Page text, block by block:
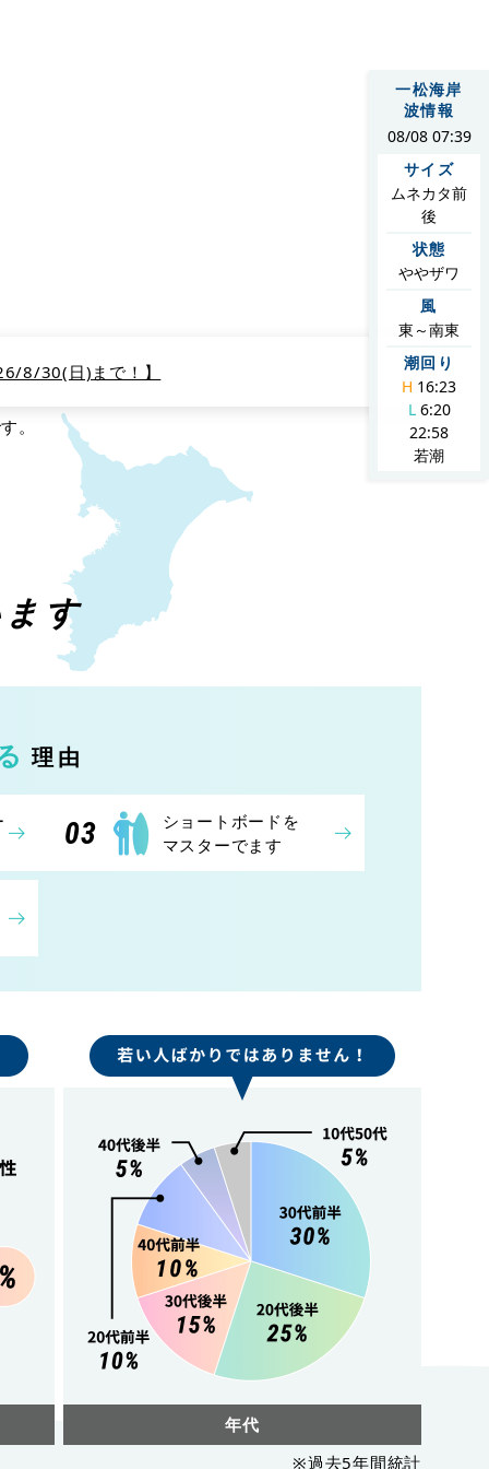
一松海岸
波情報
08/08 07:39
サイズ
ムネカタ前
後
状態
ややザワ
風
東～南東
潮回り
H 16:23
L6:20
22:58
若潮
8/30(日)まで！】
。
す
理由
03
ショートボードを
マスターでます
年代
※過去5年間統計